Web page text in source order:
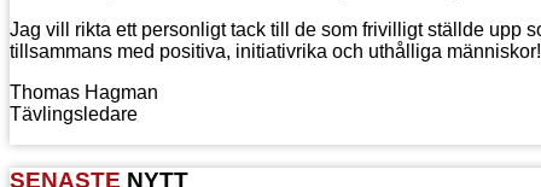
Jag vill rikta ett personligt tack till de som frivilligt ställde upp
tillsammans med positiva, initiativrika och uthålliga människor!
Thomas Hagman
Tävlingsledare
SENASTE NYTT